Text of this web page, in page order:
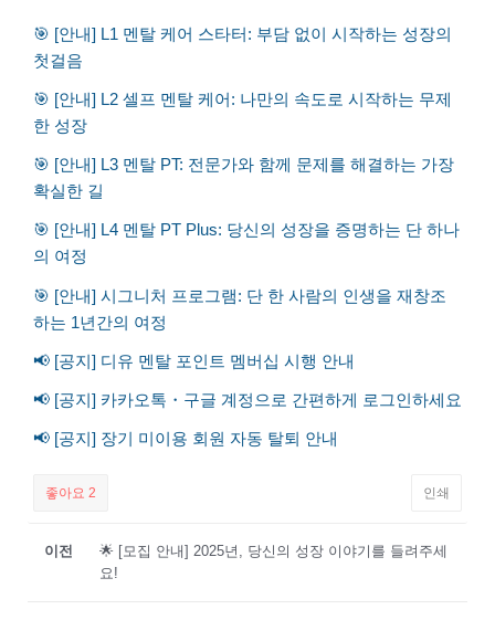
🎯 [안내] L1 멘탈 케어 스타터: 부담 없이 시작하는 성장의
첫걸음
🎯 [안내] L2 셀프 멘탈 케어: 나만의 속도로 시작하는 무제
한 성장
🎯 [안내] L3 멘탈 PT: 전문가와 함께 문제를 해결하는 가장
확실한 길
🎯 [안내] L4 멘탈 PT Plus: 당신의 성장을 증명하는 단 하나
의 여정
🎯 [안내] 시그니처 프로그램: 단 한 사람의 인생을 재창조
하는 1년간의 여정
📢 [공지] 디유 멘탈 포인트 멤버십 시행 안내
📢 [공지] 카카오톡・구글 계정으로 간편하게 로그인하세요
📢 [공지] 장기 미이용 회원 자동 탈퇴 안내
좋아요 2 인쇄
이전
🌟 [모집 안내] 2025년, 당신의 성장 이야기를 들려주세
요!